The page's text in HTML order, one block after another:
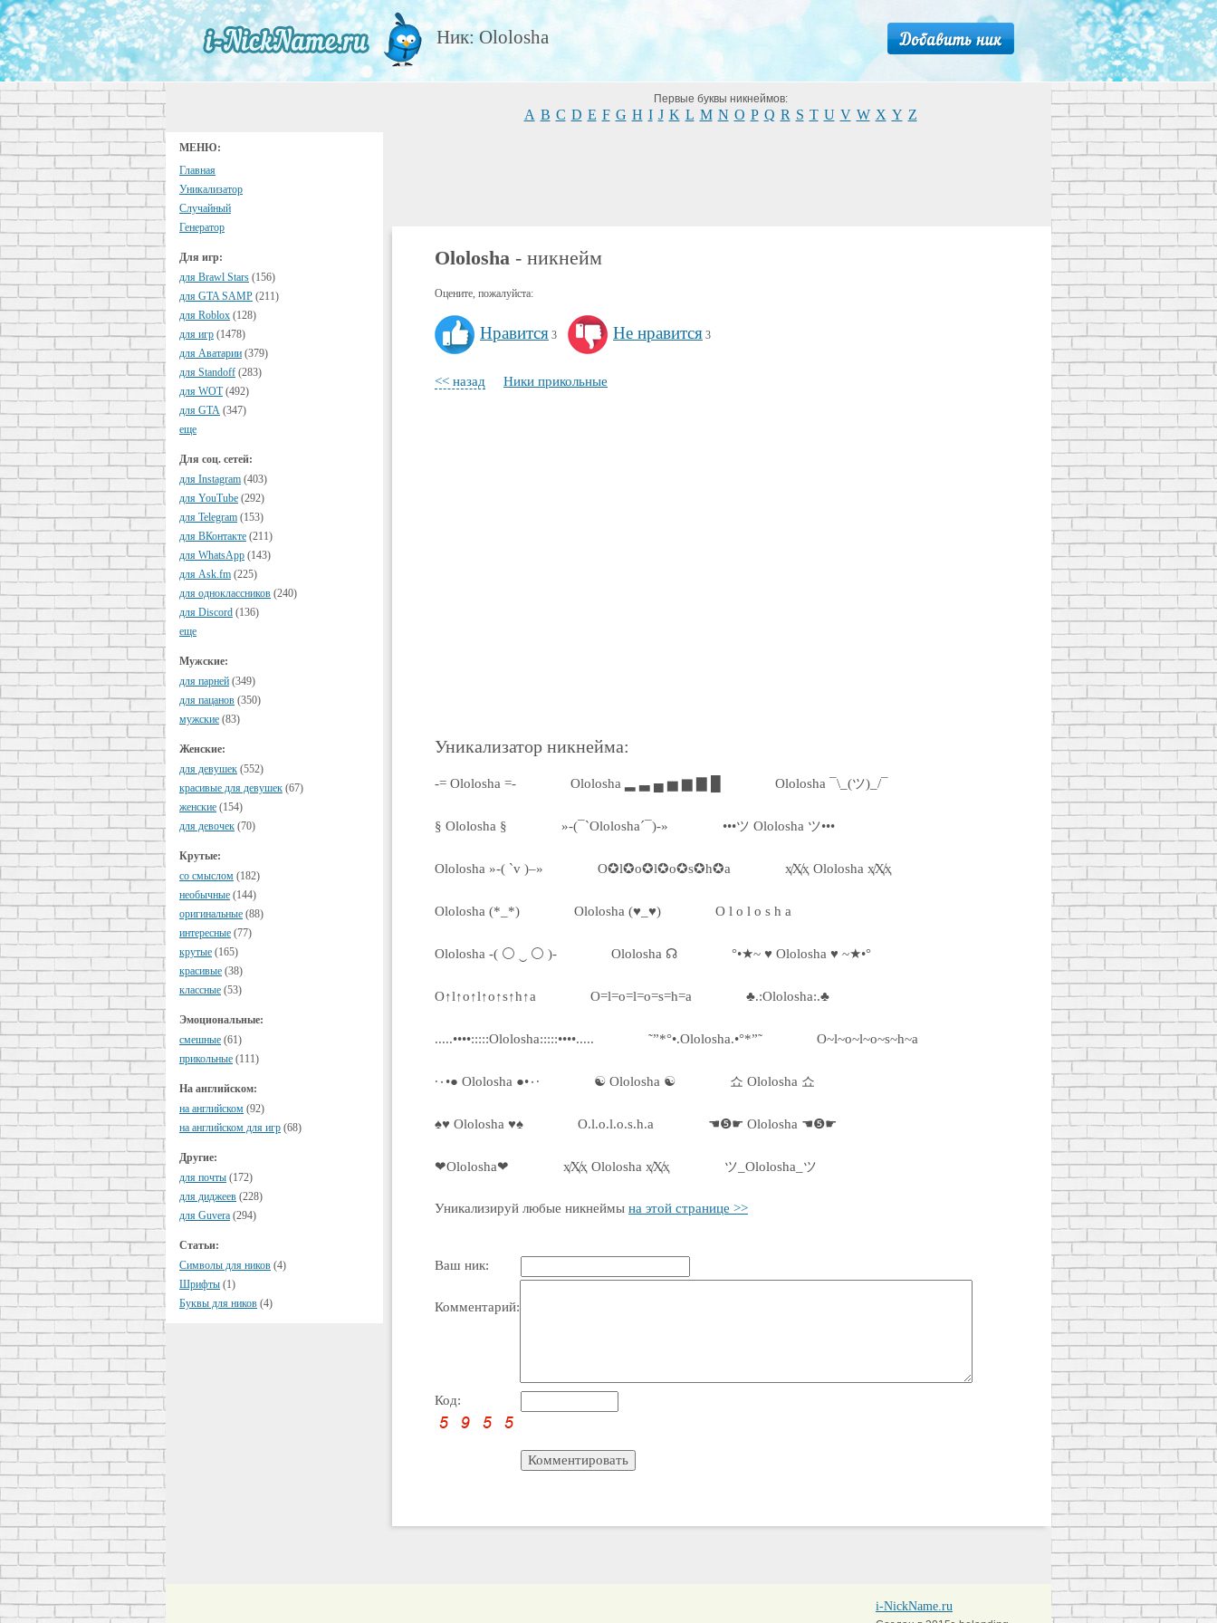
Ник: Ololosha
МЕНЮ:
Главная
Уникализатор
Случайный
Генератор
Для игр:
для Brawl Stars (156)
для GTA SAMP (211)
для Roblox (128)
для игр (1478)
для Аватарии (379)
для Standoff (283)
для WOT (492)
для GTA (347)
еще
Для соц. сетей:
для Instagram (403)
для YouTube (292)
для Telegram (153)
для ВКонтакте (211)
для WhatsApp (143)
для Ask.fm (225)
для одноклассников (240)
для Discord (136)
еще
Мужские:
для парней (349)
для пацанов (350)
мужские (83)
Женские:
для девушек (552)
красивые для девушек (67)
женские (154)
для девочек (70)
Крутые:
cо смыслом (182)
необычные (144)
оригинальные (88)
интересные (77)
крутые (165)
красивые (38)
классные (53)
Эмоциональные:
смешные (61)
прикольные (111)
На английском:
на английском (92)
на английском для игр (68)
Другие:
для почты (172)
для диджеев (228)
для Guvera (294)
Статьи:
Символы для ников (4)
Шрифты (1)
Буквы для ников (4)
Первые буквы никнеймов:
A B C D E F G H I J K L M N O P Q R S T U V W X Y Z
Ololosha - никнейм
Оцените, пожалуйста:
Нравится 3 Не нравится 3
<< назад Ники прикольные
Уникализатор никнейма:
-= Ololosha =- Ololosha ▂ ▃ ▄ ▅ ▆ ▇ █ Ololosha ¯\_(ツ)_/¯
§ Ololosha § »-(¯`Ololosha´¯)-» •••ツ Ololosha ツ•••
Ololosha »-( `v )–» O✪l✪o✪l✪o✪s✪h✪a ҳ̸Ҳ̸ҳ Ololosha ҳ̸Ҳ̸ҳ
Ololosha (*_*) Ololosha (♥_♥) O l o l o s h a
Ololosha -( ⚪ ‿ ⚪ )- Ololosha ☊ °•★~ ♥ Ololosha ♥ ~★•°
O↑l↑o↑l↑o↑s↑h↑a O=l=o=l=o=s=h=a ♣.:Ololosha:.♣
.....••••:::::Ololosha:::::••••..... ˜”*°•.Ololosha.•°*”˜ O~l~o~l~o~s~h~a
·٠•● Ololosha ●•٠· ☯ Ololosha ☯ 쇼 Ololosha 쇼
♠♥ Ololosha ♥♠ O.l.o.l.o.s.h.a ☚❺☛ Ololosha ☚❺☛
❤Ololosha❤ ҳ̸Ҳ̸ҳ Ololosha ҳ̸Ҳ̸ҳ ツ_Ololosha_ツ
Уникализируй любые никнеймы на этой странице >>
Ваш ник:
Комментарий:
Код:
i-NickName.ru